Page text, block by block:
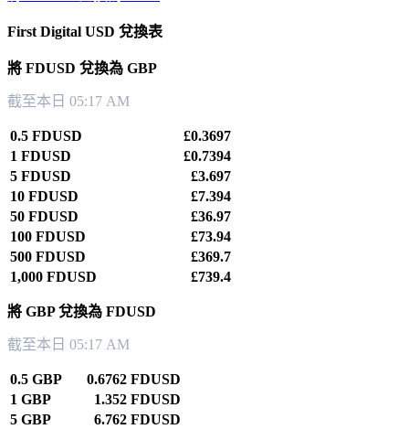
First Digital USD 兌換表
將 FDUSD 兌換為 GBP
截至本日 05:17 AM
0.5 FDUSD
£0.3697
1 FDUSD
£0.7394
5 FDUSD
£3.697
10 FDUSD
£7.394
50 FDUSD
£36.97
100 FDUSD
£73.94
500 FDUSD
£369.7
1,000 FDUSD
£739.4
將 GBP 兌換為 FDUSD
截至本日 05:17 AM
0.5 GBP
0.6762 FDUSD
1 GBP
1.352 FDUSD
5 GBP
6.762 FDUSD